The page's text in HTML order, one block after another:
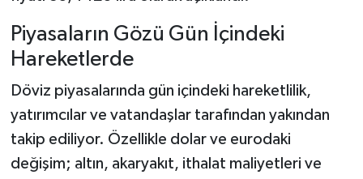
Piyasaların Gözü Gün İçindeki
Hareketlerde
Döviz piyasalarında gün içindeki hareketlilik,
yatırımcılar ve vatandaşlar tarafından yakından
takip ediliyor. Özellikle dolar ve eurodaki
değişim; altın, akaryakıt, ithalat maliyetleri ve